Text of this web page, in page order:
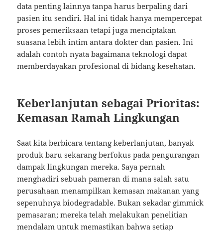
data penting lainnya tanpa harus berpaling dari
pasien itu sendiri. Hal ini tidak hanya mempercepat
proses pemeriksaan tetapi juga menciptakan
suasana lebih intim antara dokter dan pasien. Ini
adalah contoh nyata bagaimana teknologi dapat
memberdayakan profesional di bidang kesehatan.
Keberlanjutan sebagai Prioritas:
Kemasan Ramah Lingkungan
Saat kita berbicara tentang keberlanjutan, banyak
produk baru sekarang berfokus pada pengurangan
dampak lingkungan mereka. Saya pernah
menghadiri sebuah pameran di mana salah satu
perusahaan menampilkan kemasan makanan yang
sepenuhnya biodegradable. Bukan sekadar gimmick
pemasaran; mereka telah melakukan penelitian
mendalam untuk memastikan bahwa setiap